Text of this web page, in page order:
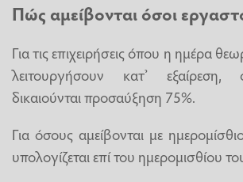
Πώς αμείβονται όσοι
Για τις επιχειρήσεις όπου η ημέρα
λειτουργήσουν κατ’ εξαίρεση,
δικαιούνται προσαύξηση 75%.
Για όσους αμείβονται με
υπολογίζεται επί του ημερομισθίου